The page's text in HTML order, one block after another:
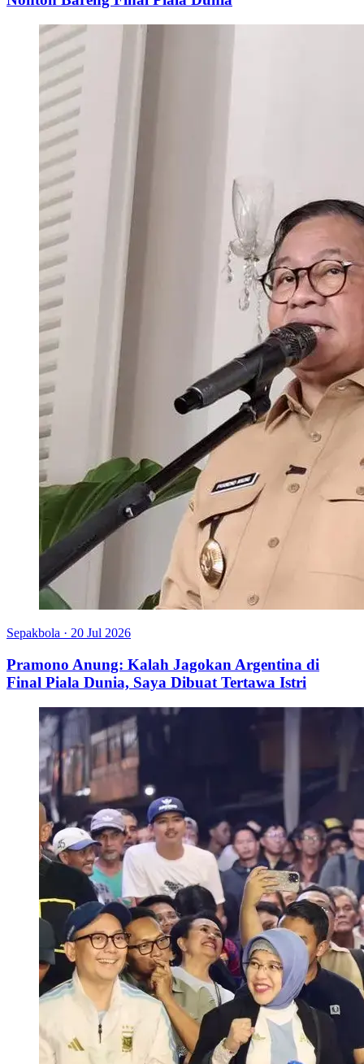
Sepakbola · 20 Jul 2026
Pramono Anung: Kalah Jagokan Argentina di
Final Piala Dunia, Saya Dibuat Tertawa Istri